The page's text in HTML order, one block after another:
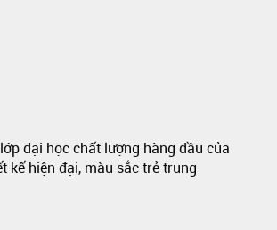
đại học chất lượng hàng đầu của
kế hiện đại, màu sắc trẻ trung